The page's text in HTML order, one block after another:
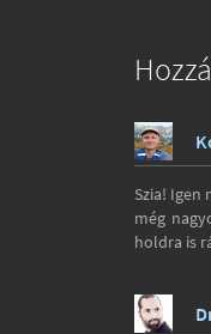
Szia!
még
holdra is